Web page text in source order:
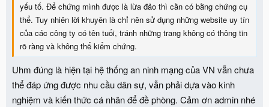
yếu tố. Để chứng mình được là lừa đảo thì cần có bằng chứng cụ
thể. Tuy nhiên lời khuyên là chỉ nên sử dụng những website uy tín
của các công ty có tên tuổi, tránh những trang không có thông tin
rõ ràng và không thể kiểm chứng.
Uhm đúng là hiện tại hệ thống an ninh mạng của VN vẫn chưa
thể đáp ứng được nhu cầu dân sự, vẫn phải dựa vào kinh
nghiệm và kiến thức cá nhân để đề phòng. Cảm ơn admin nhé